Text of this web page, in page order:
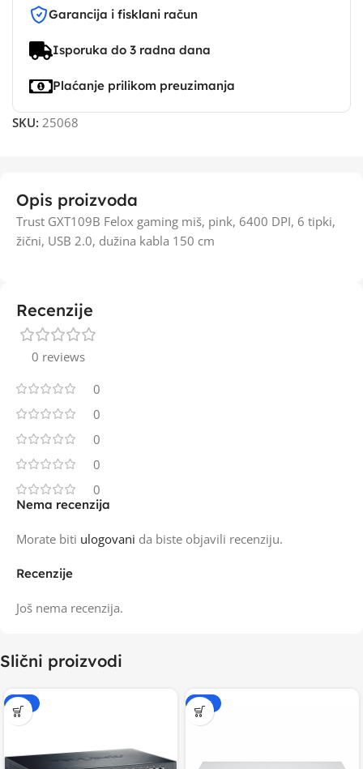
Garancija i fisklani račun
Isporuka do 3 radna dana
Plaćanje prilikom preuzimanja
SKU: 25068
Opis proizvoda
Trust GXT109B Felox gaming miš, pink, 6400 DPI, 6 tipki,
žični, USB 2.0, dužina kabla 150 cm
Recenzije
0 reviews
0
0
0
0
0
Recenzije
Još nema recenzija.
Nema recenzija
Morate biti ulogovani da biste objavili recenziju.
Slični proizvodi
-15% -15%